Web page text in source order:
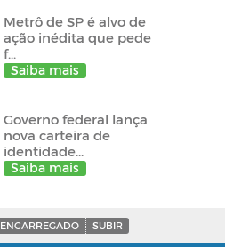
Metrô de SP é alvo de
ação inédita que pede
f...
Saiba mais
Governo federal lança
nova carteira de
identidade...
Saiba mais
ENCARREGADO SUBIR